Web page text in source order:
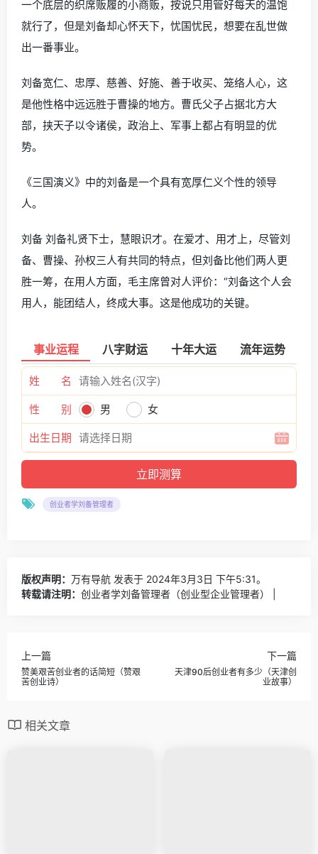
一个底层的织席贩履的小商贩，按说只用管好每天的温饱
就行了，但是刘备却心怀天下，忧国忧民，想要在乱世做
出一番事业。
刘备宽仁、忠厚、慈善、好施、善于收买、笼络人心，这
是他性格中远远胜于曹操的地方。曹氏父子占据北方大
部，挟天子以令诸侯，政治上、军事上都占有明显的优
势。
《三国演义》中的刘备是一个具有宽厚仁义个性的领导
人。
刘备 刘备礼贤下士，慧眼识才。在爱才、用才上，尽管刘
备、曹操、孙权三人有共同的特点，但刘备比他们两人更
胜一筹，在用人方面，毛主席曾对人评价：“刘备这个人会
用人，能团结人，终成大事。这是他成功的关键。
事业运程 八字财运 十年大运 流年运势
姓 名
性 别 男 女
出生日期
创业者学刘备管理者
版权声明： 万有导航 发表于 2024年3月3日 下午5:31。
转载请注明： 创业者学刘备管理者（创业型企业管理者） |
上一篇
赞美艰苦创业者的话简短（赞艰
苦创业诗）
下一篇
天津90后创业者有多少（天津创
业故事）
相关文章